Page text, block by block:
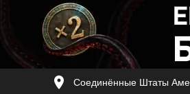
Соединённые Штаты